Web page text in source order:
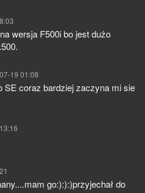
wersja F500i bo jest dużo
19 01:08
SE coraz bardziej zaczyna mi sie
go:):):)przyjechał do